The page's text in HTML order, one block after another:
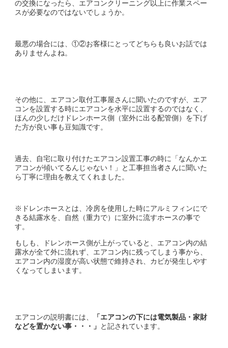
の交換になったら、エアコンクリーニング以上に作業スペー
スが必要なのではないでしょうか。
最悪の場合には、①②お客様にとってどちらも良いお話では
ありませんよね。
その他に、エアコン取付工事屋さんに聞いたのですが、エア
コンを設置する時にエアコンを水平に設置するのではなく、
ほんの少しだけドレンホース側（室外に出る配管側）を下げ
た方が良い事も豆知識です。
過去、自宅に取り付けたエアコン設置工事の時に「なんかエ
アコンが傾いてるんじゃない！」と工事担当者さんに聞いた
ら丁寧に理由を教えてくれました。
※ドレンホースとは、冷房を使用した時にアルミフィンにで
きる結露水を、自然（重力で）に室外に流すホースの事で
す。
もしも、ドレンホース側が上がっていると、エアコン内の結
露水が全て外に流れず、エアコン内に残ってしまう事から、
エアコン内の湿度が高い状態で維持され、カビが発生しやす
くなってしまいます。
エアコンの説明書には、
「エアコンの下には電気製品・家財
などを置かない事・・・」 と記されています。